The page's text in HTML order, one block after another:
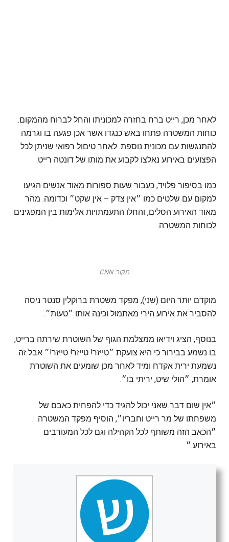
לאחר מכן, רייט ברח בחזרה למכוניתו והחל לברוח מהמקום.
כוחות המשטרה פתחו באש כנגדו אשר אכן פגעה בו וגרמה
להתנגשות עם מכונית נוספת. לאחר טיםול רפואי שניתן לכל
הפצועים באירוע נאלצו לקבוע את מותו של דונטה רייט.
כמו בסיפור פלויד, כעבור שעות ספורות מאוד אנשים הגיעו
למקום עם שלטים כמו ״אין צדק – אין שקט״ וכדומה. מהר
מאוד האירוע הסלים, והחלו התעמתויות אלימות בין המפגינים
לכוחות המשטרה.
מקור: CNN
מוקדם יותר היום (שני), מפקד משטרת ברוקלין סנטר ניסה
להסביר את אירוע הירי מאתמול וכינה אותו ״טעות״.
בנוסף, הציג וידיאו ממצלמת הגוף של השוטרת שירתה ברייט,
בו נשמע בבירור כי היא צועקת ״טייזר! טייזר! טייזר!״ אבל זה
נשמעת ירית אקדח ומיד לאחר מכן שומעים את השוטרת
אומרת, ״הולי שיט, יריתי בו״.
״אין שום דבר שאני יכול להגיד כדי להפחית כאבם של
משפחתו של מר רייט וחבריו״, הוסיף מפקד המשטרה.
״הכאב הזה משותף לכל הקהילה וגם לכל המעורבים
באירוע.״